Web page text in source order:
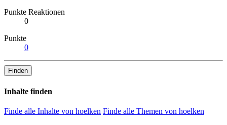
Punkte Reaktionen
0
Punkte
0
Finden
Inhalte finden
Finde alle Inhalte von hoelken Finde alle Themen von hoelken